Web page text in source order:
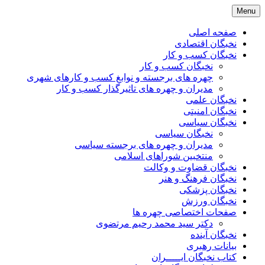
Skip
to
content
Menu
صفحه اصلی
نخبگان اقتصادی
نخبگان کسب و کار
نخبگان کسب و کار
چهره های برجسته و نوابغ کسب و کارهای شهری
مدیران و چهره های تاثیرگذار کسب و کار
نخبگان علمی
نخبگان امنیتی
نخبگان سیاسی
نخبگان سیاسی
مدیران و چهره های برجسته سیاسی
منتخبین شوراهای اسلامی
نخبگان قضاوت و وکالت
نخبگان فرهنگ و هنر
نخبگان پزشکی
نخبگان ورزش
صفحات اختصاصی چهره ها
دکتر سید محمد رحیم مرتضوی
نخبگان آینده
بیانات رهبری
کتاب نخبگان ایـــــران